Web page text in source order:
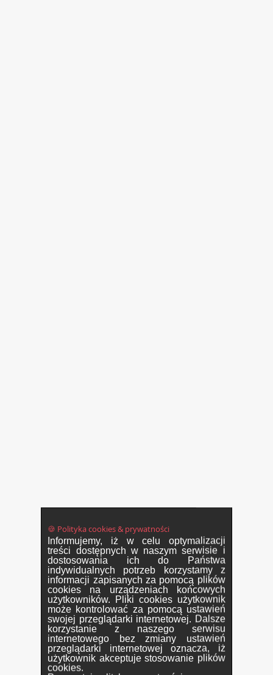
🍪 Polityka cookies & prywatności
Informujemy, iż w celu optymalizacji
treści dostępnych w naszym serwisie i
dostosowania ich do Państwa
indywidualnych potrzeb korzystamy z
informacji zapisanych za pomocą plików
cookies na urządzeniach końcowych
użytkowników. Pliki cookies użytkownik
może kontrolować za pomocą ustawień
swojej przeglądarki internetowej. Dalsze
korzystanie z naszego serwisu
internetowego bez zmiany ustawień
przeglądarki internetowej oznacza, iż
użytkownik akceptuje stosowanie plików
cookies.